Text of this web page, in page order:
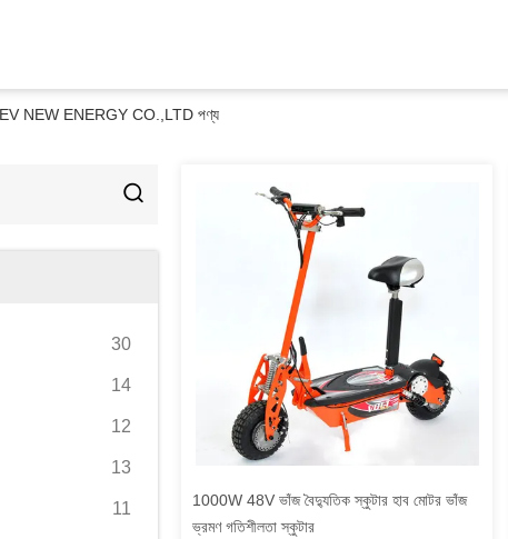
NEW ENERGY CO.,LTD পণ্য
30
14
12
13
11
1000W 48V ভাঁজ বৈদ্যুতিক স্কুটার হাব মোটর ভাঁজ
ভ্রমণ গতিশীলতা স্কুটার